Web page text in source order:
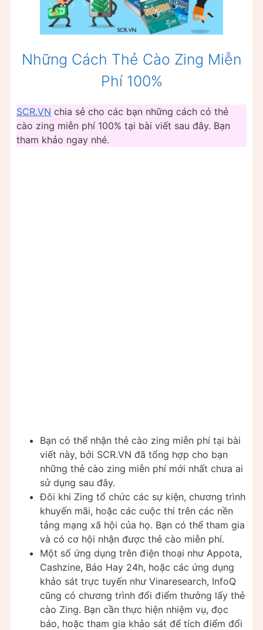
Những Cách Thẻ Cào Zing Miễn
Phí 100%
SCR.VN chia sẻ cho các bạn những cách có thẻ
cào zing miễn phí 100% tại bài viết sau đây. Bạn
tham khảo ngay nhé.
Bạn có thể nhận thẻ cào zing miễn phí tại bài
viết này, bởi SCR.VN đã tổng hợp cho bạn
những thẻ cào zing miễn phí mới nhất chưa ai
sử dụng sau đây.
Đôi khi Zing tổ chức các sự kiện, chương trình
khuyến mãi, hoặc các cuộc thi trên các nền
tảng mạng xã hội của họ. Bạn có thể tham gia
và có cơ hội nhận được thẻ cào miễn phí.
Một số ứng dụng trên điện thoại như Appota,
Cashzine, Báo Hay 24h, hoặc các ứng dụng
khảo sát trực tuyến như Vinaresearch, InfoQ
cũng có chương trình đổi điểm thưởng lấy thẻ
cào Zing. Bạn cần thực hiện nhiệm vụ, đọc
báo, hoặc tham gia khảo sát để tích điểm đổi